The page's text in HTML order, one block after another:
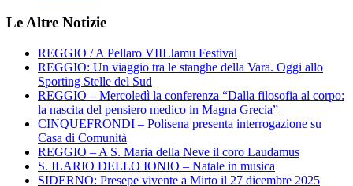
Le Altre Notizie
REGGIO / A Pellaro VIII Jamu Festival
REGGIO: Un viaggio tra le stanghe della Vara. Oggi allo
Sporting Stelle del Sud
REGGIO – Mercoledì la conferenza “Dalla filosofia al corpo:
la nascita del pensiero medico in Magna Grecia”
CINQUEFRONDI – Polisena presenta interrogazione su
Casa di Comunità
REGGIO – A S. Maria della Neve il coro Laudamus
S. ILARIO DELLO IONIO – Natale in musica
SIDERNO: Presepe vivente a Mirto il 27 dicembre 2025